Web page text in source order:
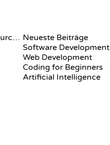
Alle Dokumente durchsuchen Neueste Beiträge
Software Development
Web Development
Coding for Beginners
Artificial Intelligence